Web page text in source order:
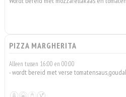
PIZZA MARGHERITA
Alleen tussen 16:00 en 00:00
- wordt bereid met verse